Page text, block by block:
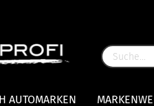
AUTOMARKEN